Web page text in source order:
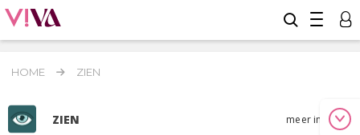
HOME ZIEN
ZIEN meer info